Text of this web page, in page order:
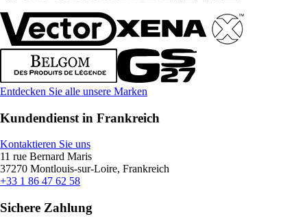
Entdecken Sie alle unsere Marken
Kundendienst in Frankreich
Kontaktieren Sie uns
11 rue Bernard Maris
37270 Montlouis-sur-Loire, Frankreich
+33 1 86 47 62 58
Sichere Zahlung